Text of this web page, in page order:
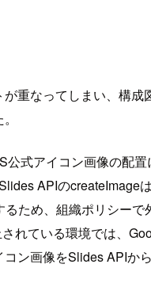
重なってしまい、構成
公式アイコン画像の配
APIのcreateImage
ため、組織ポリシーで
されている環境では、
ン画像をSlides APIか